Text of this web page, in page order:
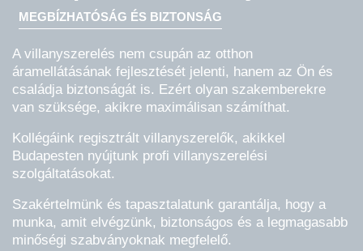
MEGBÍZHATÓSÁG ÉS BIZTONSÁG
A villanyszerelés nem csupán az otthon
áramellátásának fejlesztését jelenti, hanem az Ön és
családja biztonságát is. Ezért olyan szakemberekre
van szüksége, akikre maximálisan számíthat.
Kollégáink regisztrált villanyszerelők, akikkel
Budapesten nyújtunk profi villanyszerelési
szolgáltatásokat.
Szakértelmünk és tapasztalatunk garantálja, hogy a
munka, amit elvégzünk, biztonságos és a legmagasabb
minőségi szabványoknak megfelelő.